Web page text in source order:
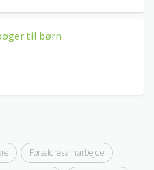
til børn
Forældresamarbejde